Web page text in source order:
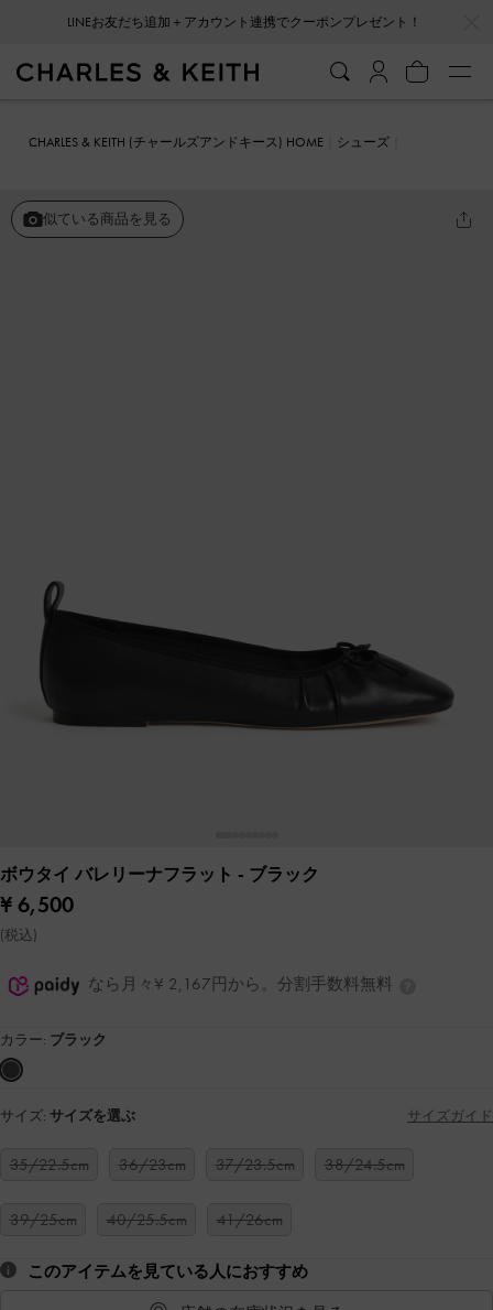
LINEお友だち追加＋アカウント連携でクーポンプレゼント！
CHARLES & KEITH (チャールズアンドキース) HOME
シューズ
似ている商品を見る
ボウタイ バレリーナフラット - ブラック
¥ 6,500
(税込)
なら月々¥ 2,167円から。分割手数料無料
カラー: ブラック
サイズ: サイズを選ぶ サイズガイド
35/22.5cm 36/23cm 37/23.5cm 38/24.5cm
39/25cm 40/25.5cm 41/26cm
このアイテムを見ている人におすすめ